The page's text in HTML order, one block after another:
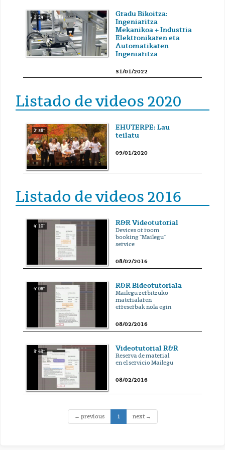
1' 24''
Gradu Bikoitza:
Ingeniaritza
Mekanikoa + Industria
Elektronikaren eta
Automatikaren
Ingeniaritza
31/01/2022
Listado de videos 2020
2' 58''
EHUTERPE: Lau
teilatu
09/01/2020
Listado de videos 2016
4' 10'' R&R Videotutorial
Devices or room
booking "Mailegu"
service
08/02/2016
4' 08'' R&R Bideotutoriala
Mailegu zerbitzuko
materialaren
erreserbak nola egin
08/02/2016
3' 43'' Videotutorial R&R
Reserva de material
en el servicio Mailegu
08/02/2016
← previous 1(current)
next →